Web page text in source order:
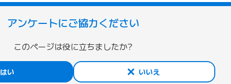
アンケートにご協力ください
このページは役に立ちましたか?
はい いいえ